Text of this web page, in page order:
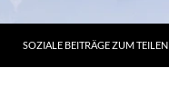
SOZIALE BEITRÄGE ZUM TEILEN